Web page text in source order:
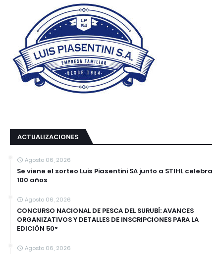
ACTUALIZACIONES
Agosto 06, 2026
Se viene el sorteo Luis Piasentini SA junto a STIHL celebra
100 años
Agosto 06, 2026
CONCURSO NACIONAL DE PESCA DEL SURUBÍ: AVANCES
ORGANIZATIVOS Y DETALLES DE INSCRIPCIONES PARA LA
EDICIÓN 50°
Agosto 06, 2026